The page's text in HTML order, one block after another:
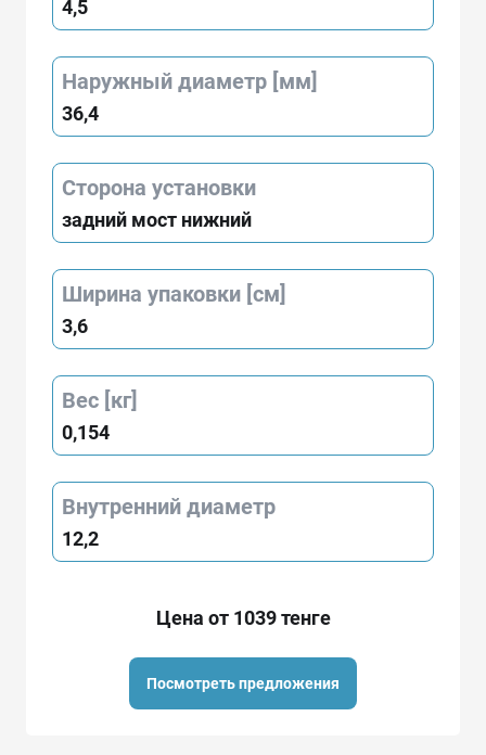
4,5
Наружный диаметр [мм]
36,4
Сторона установки
задний мост нижний
Ширина упаковки [см]
3,6
Вес [кг]
0,154
Внутренний диаметр
12,2
Цена от 1039 тенге
Посмотреть предложения